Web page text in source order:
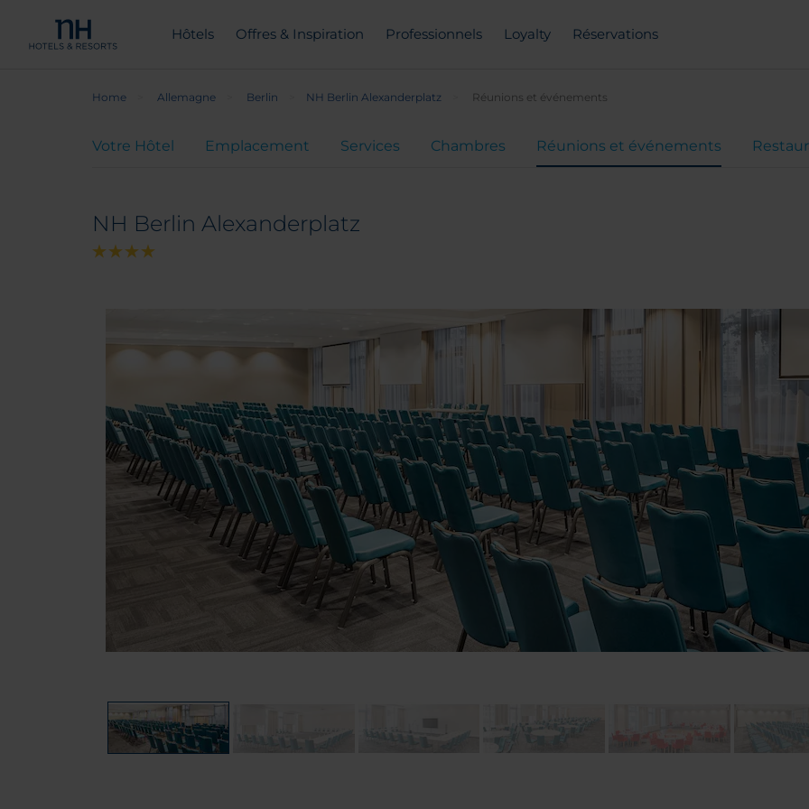
Hôtels Offres & Inspiration Professionnels Loyalty Réservations
Home Allemagne Berlin NH Berlin Alexanderplatz Réunions et événements
Votre Hôtel Emplacement Services Chambres Réunions et événements
NH Berlin Alexanderplatz